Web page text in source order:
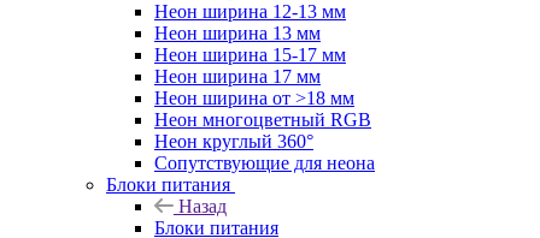
Неон ширина 12-13 мм
Неон ширина 13 мм
Неон ширина 15-17 мм
Неон ширина 17 мм
Неон ширина от >18 мм
Неон многоцветный RGB
Неон круглый 360°
Сопутствующие для неона
Блоки питания
Назад
Блоки питания